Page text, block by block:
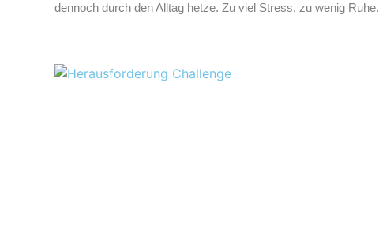
dennoch durch den Alltag hetze. Zu viel Stress, zu wenig Ruhe.